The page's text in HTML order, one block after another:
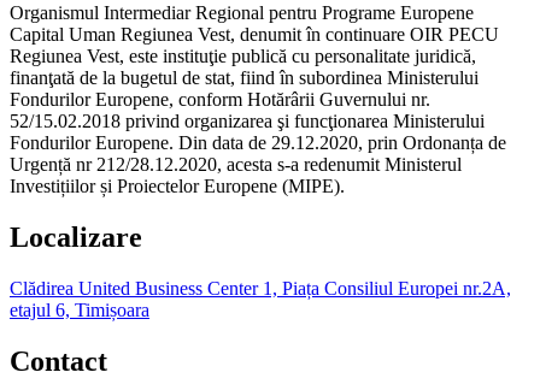
Organismul Intermediar Regional pentru Programe Europene
Capital Uman Regiunea Vest, denumit în continuare OIR PECU
Regiunea Vest, este instituţie publică cu personalitate juridică,
finanţată de la bugetul de stat, fiind în subordinea Ministerului
Fondurilor Europene, conform Hotărârii Guvernului nr.
52/15.02.2018 privind organizarea şi funcţionarea Ministerului
Fondurilor Europene. Din data de 29.12.2020, prin Ordonanța de
Urgență nr 212/28.12.2020, acesta s-a redenumit Ministerul
Investițiilor și Proiectelor Europene (MIPE).
Localizare
Clădirea United Business Center 1, Piața Consiliul Europei nr.2A,
etajul 6, Timișoara
Contact